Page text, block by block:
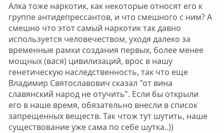
Алка тоже наркотик, как некоторые относят его к
группе антидепрессантов, и что смешного с ним? А
смешно что этот самый наркотик так давно
используется человечеством, уходя далеко за
временные рамки создания первых, более менее
мощных (вася) цивилизаций, врос в нашу
генетическую наследственность, так что еще
Владимир Святославович сказал "от вина
славянский народ не отучить". Если бы открыли
его в наше время, обязательно внесли в список
запрещенных веществ. Так чтож тут шутить, наше
существование уже сама по себе шутка..))